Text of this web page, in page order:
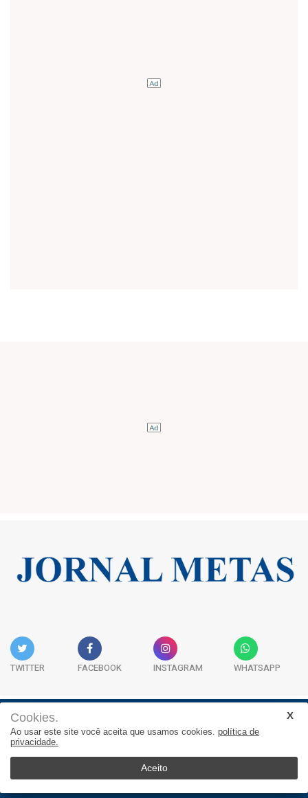
TWITTER FACEBOOK INSTAGRAM WHATSAPP
JORNAL METAS - Rua São José, 253, Sala 302, Centro
Empresarial Atitude - (47) 3332 1620
Cookies.
Ao usar este site você aceita que usamos cookies. política de
privacidade.
Aceito